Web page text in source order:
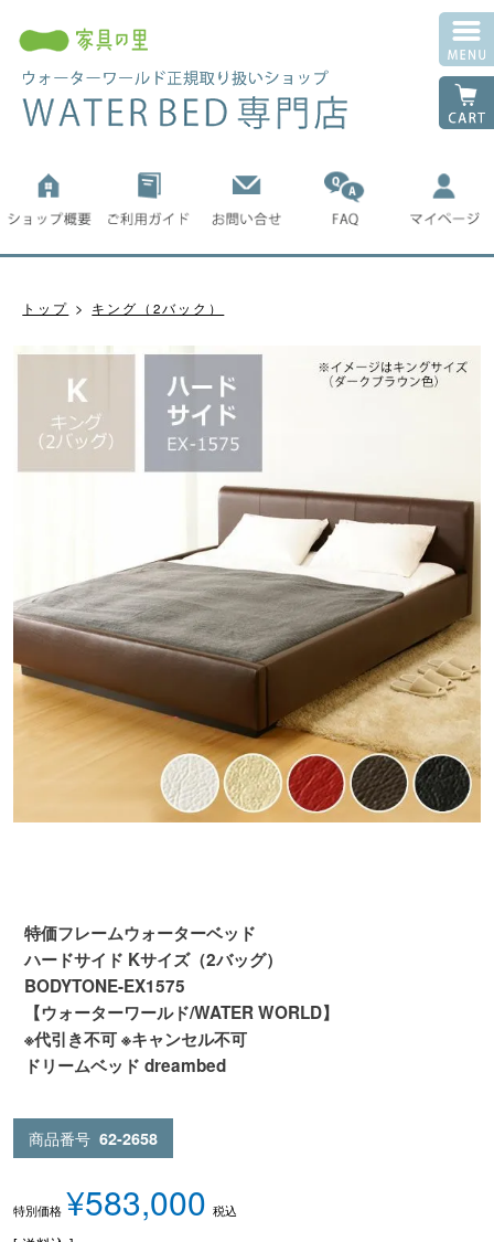
トップ キング（2バック）
特価フレームウォーターベッド
ハードサイド Kサイズ（2バッグ）
BODYTONE-EX1575
【ウォーターワールド/WATER WORLD】
※代引き不可 ※キャンセル不可
ドリームベッド dreambed
商品番号 62-2658
特別価格 ¥583,000 税込